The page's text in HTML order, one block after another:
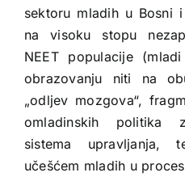
sektoru mladih u Bosni
na visoku stopu
NEET populacije
obrazovanju niti na
„odljev mozgova“,
omladinskih politika
sistema
učešćem mladih u